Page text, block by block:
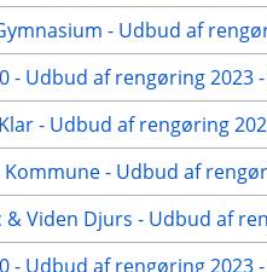
- Udbud af
- Udbud af rengøring
Klar - Udbud af rengøring
- Udbud af
& Viden Djurs - Udbud af
- Udbud af rengøring 2023